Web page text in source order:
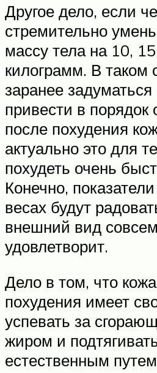
Другое дело, если
стремительно
массу тела на 10,
килограмм. В таком
заранее задуматься
привести в
после похудения
актуально это для
похудеть очень
Конечно,
весах будут
внешний вид
удовлетворит.
Дело в том, что
похудения имеет
успевать за
жиром и
естественным